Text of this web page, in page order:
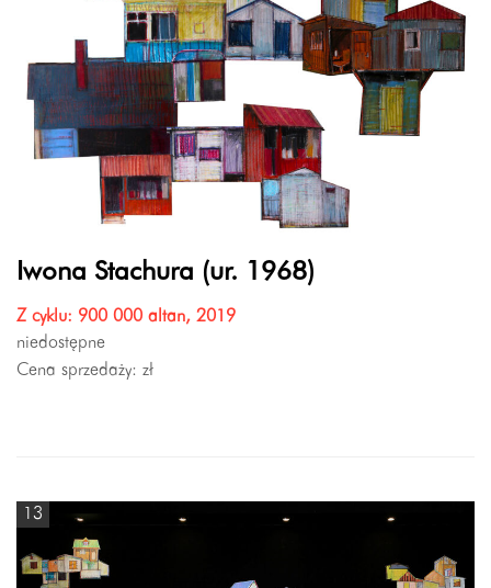
Iwona Stachura (ur. 1968)
Z cyklu: 900 000 altan, 2019
niedostępne
Cena sprzedaży: zł
13